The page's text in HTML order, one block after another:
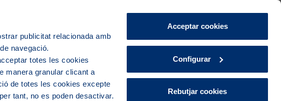
publicitat relacionada amb
navegació.
totes les cookies
manera granular clicant a
de totes les cookies excepte
tant, no es poden desactivar.
Acceptar cookies
Configurar
Rebutjar cookies
CA ES Àrea de Clients
Medi Ciutat Actualitat